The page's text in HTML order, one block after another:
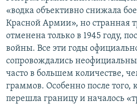
«водка объективно снижала
Красной Армии», но странная
отменена только в 1945 году,
войны. Все эти годы
сопровождались
часто в большем количестве,
граммов. Особенно после того,
перешла границу и началось